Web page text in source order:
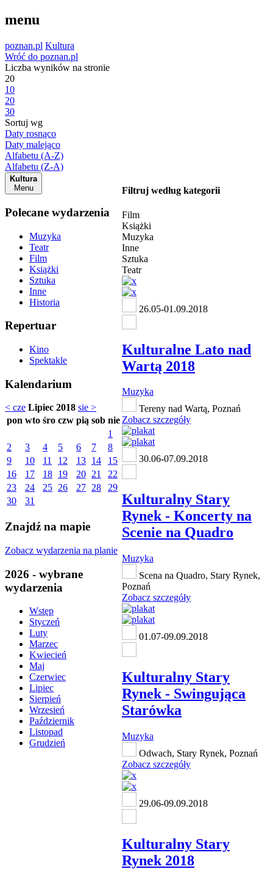
menu
poznan.pl Kultura
Wróć do poznan.pl
Liczba wyników na stronie
20
10
20
30
Sortuj wg
Daty rosnąco
Daty malejąco
Alfabetu (A-Z)
Alfabetu (Z-A)
Kultura
Menu
Polecane wydarzenia
Muzyka
Teatr
Film
Książki
Sztuka
Inne
Historia
Repertuar
Kino
Spektakle
Kalendarium
< cze Lipiec 2018 sie >
pon wto śro czw pią sob nie
1
2
3 4 5 6 7
8
9
10 11 12 13 14
15
16
17 18 19 20 21
22
23
24 25 26 27 28
29
30
31
Znajdź na mapie
Zobacz wydarzenia na planie
2026 - wybrane
wydarzenia
Wstęp
Styczeń
Luty
Marzec
Kwiecień
Maj
Czerwiec
Lipiec
Sierpień
Wrzesień
Październik
Listopad
Grudzień
Filtruj według kategorii
Film
Książki
Muzyka
Inne
Sztuka
Teatr
26.05-01.09.2018
Kulturalne Lato nad
Wartą 2018
Muzyka
Tereny nad Wartą, Poznań
Zobacz szczegóły
30.06-07.09.2018
Kulturalny Stary
Rynek - Koncerty na
Scenie na Quadro
Muzyka
Scena na Quadro, Stary Rynek,
Poznań
Zobacz szczegóły
01.07-09.09.2018
Kulturalny Stary
Rynek - Swingująca
Starówka
Muzyka
Odwach, Stary Rynek, Poznań
Zobacz szczegóły
29.06-09.09.2018
Kulturalny Stary
Rynek 2018